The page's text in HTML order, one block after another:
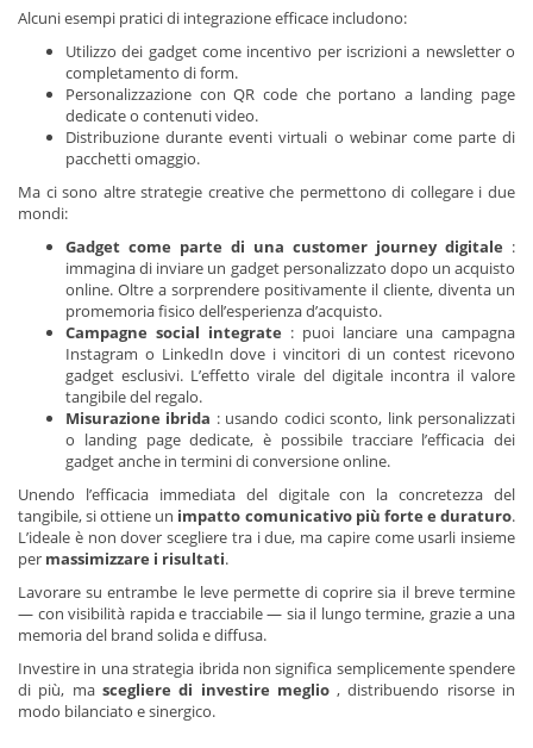
Alcuni esempi pratici di integrazione efficace includono:
Utilizzo dei gadget come incentivo per iscrizioni a newsletter o
completamento di form.
Personalizzazione con QR code che portano a landing page
dedicate o contenuti video.
Distribuzione durante eventi virtuali o webinar come parte di
pacchetti omaggio.
Ma ci sono altre strategie creative che permettono di collegare i due
mondi:
Gadget come parte di una customer journey digitale :
immagina di inviare un gadget personalizzato dopo un acquisto
online. Oltre a sorprendere positivamente il cliente, diventa un
promemoria fisico dell’esperienza d’acquisto.
Campagne social integrate : puoi lanciare una campagna
Instagram o LinkedIn dove i vincitori di un contest ricevono
gadget esclusivi. L’effetto virale del digitale incontra il valore
tangibile del regalo.
Misurazione ibrida : usando codici sconto, link personalizzati
o landing page dedicate, è possibile tracciare l’efficacia dei
gadget anche in termini di conversione online.
Unendo l’efficacia immediata del digitale con la concretezza del
tangibile, si ottiene un impatto comunicativo più forte e duraturo.
L’ideale è non dover scegliere tra i due, ma capire come usarli insieme
per massimizzare i risultati.
Lavorare su entrambe le leve permette di coprire sia il breve termine
— con visibilità rapida e tracciabile — sia il lungo termine, grazie a una
memoria del brand solida e diffusa.
Investire in una strategia ibrida non significa semplicemente spendere
di più, ma scegliere di investire meglio, distribuendo risorse in
modo bilanciato e sinergico.